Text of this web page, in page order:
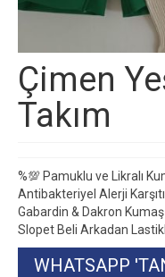
Çimen
Takım
%💯 Pamuklu ve Likralı
Antibakteriyel Alerji Karşıtı
Gabardin & Dakron Kumaş
Slopet Beli Arkadan
WHATSAPP